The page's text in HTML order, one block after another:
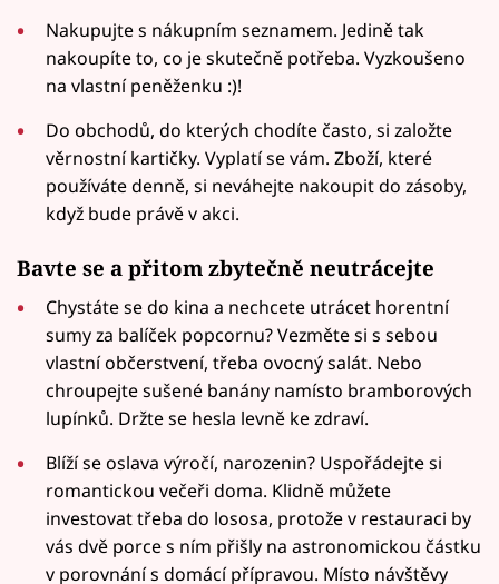
Nakupujte s nákupním seznamem. Jedině tak
nakoupíte to, co je skutečně potřeba. Vyzkoušeno
na vlastní peněženku :)!
Do obchodů, do kterých chodíte často, si založte
věrnostní kartičky. Vyplatí se vám. Zboží, které
používáte denně, si neváhejte nakoupit do zásoby,
když bude právě v akci.
Bavte se a přitom zbytečně neutrácejte
Chystáte se do kina a nechcete utrácet horentní
sumy za balíček popcornu? Vezměte si s sebou
vlastní občerstvení, třeba ovocný salát. Nebo
chroupejte sušené banány namísto bramborových
lupínků. Držte se hesla levně ke zdraví.
Blíží se oslava výročí, narozenin? Uspořádejte si
romantickou večeři doma. Klidně můžete
investovat třeba do lososa, protože v restauraci by
vás dvě porce s ním přišly na astronomickou částku
v porovnání s domácí přípravou. Místo návštěvy